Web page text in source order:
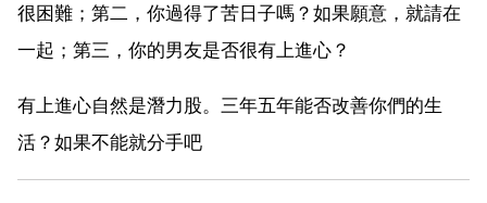
很困難；第二，你過得了苦日子嗎？如果願意，就請在
一起；第三，你的男友是否很有上進心？
有上進心自然是潛力股。三年五年能否改善你們的生
活？如果不能就分手吧